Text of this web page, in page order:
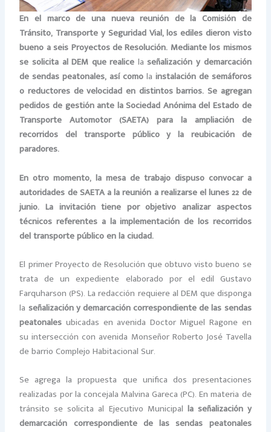
En el marco de una nueva reunión de la Comisión de
Tránsito, Transporte y Seguridad Vial, los ediles dieron visto
bueno a seis Proyectos de Resolución. Mediante los mismos
se solicita al DEM que realice laseñalización y demarcación
de sendas peatonales, así como la instalación de semáforos
o reductores de velocidad en distintos barrios. Se agregan
pedidos de gestión ante la Sociedad Anónima del Estado de
Transporte Automotor (SAETA) para la ampliación de
recorridos del transporte público y la reubicación de
paradores.
En otro momento, la mesa de trabajo dispuso convocar a
autoridades de SAETA a la reunión a realizarse el lunes 22 de
junio. La invitación tiene por objetivo analizar aspectos
técnicos referentes a la implementación de los recorridos
del transporte público en la ciudad.
El primer Proyecto de Resolución que obtuvo visto bueno se
trata de un expediente elaborado por el edil Gustavo
Farquharson (PS). La redacción requiere al DEM que disponga
la señalización y demarcación correspondiente de las sendas
peatonales ubicadas en avenida Doctor Miguel Ragone en
su intersección con avenida Monseñor Roberto José Tavella
de barrio Complejo Habitacional Sur.
Se agrega la propuesta que unifica dos presentaciones
realizadas por la concejala Malvina Gareca (PC). En materia de
tránsito se solicita al Ejecutivo Municipal la señalización y
demarcación correspondiente de las sendas peatonales